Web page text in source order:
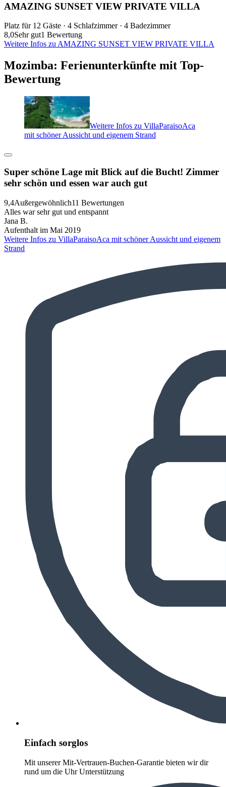
AMAZING SUNSET VIEW PRIVATE VILLA
Platz für 12 Gäste · 4 Schlafzimmer · 4 Badezimmer
8,0Sehr gut1 Bewertung
Weitere Infos zu AMAZING SUNSET VIEW PRIVATE VILLA
Mozimba: Ferienunterkünfte mit Top-
Bewertung
Weitere Infos zu VillaParaisoAca
mit schöner Aussicht und eigenem Strand
Super schöne Lage mit Blick auf die Bucht! Zimmer
sehr schön und essen war auch gut
9,4Außergewöhnlich11 Bewertungen
Alles war sehr gut und entspannt
Jana B.
Aufenthalt im Mai 2019
Weitere Infos zu VillaParaisoAca mit schöner Aussicht und eigenem
Strand
Einfach sorglos
Mit unserer Mit-Vertrauen-Buchen-Garantie bieten wir dir
rund um die Uhr Unterstützung